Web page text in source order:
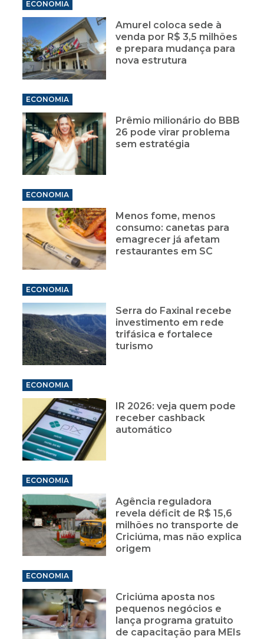
ECONOMIA
Amurel coloca sede à
venda por R$ 3,5 milhões
e prepara mudança para
nova estrutura
ECONOMIA
Prêmio milionário do BBB
26 pode virar problema
sem estratégia
ECONOMIA
Menos fome, menos
consumo: canetas para
emagrecer já afetam
restaurantes em SC
ECONOMIA
Serra do Faxinal recebe
investimento em rede
trifásica e fortalece
turismo
ECONOMIA
IR 2026: veja quem pode
receber cashback
automático
ECONOMIA
Agência reguladora
revela déficit de R$ 15,6
milhões no transporte de
Criciúma, mas não explica
origem
ECONOMIA
Criciúma aposta nos
pequenos negócios e
lança programa gratuito
de capacitação para MEIs